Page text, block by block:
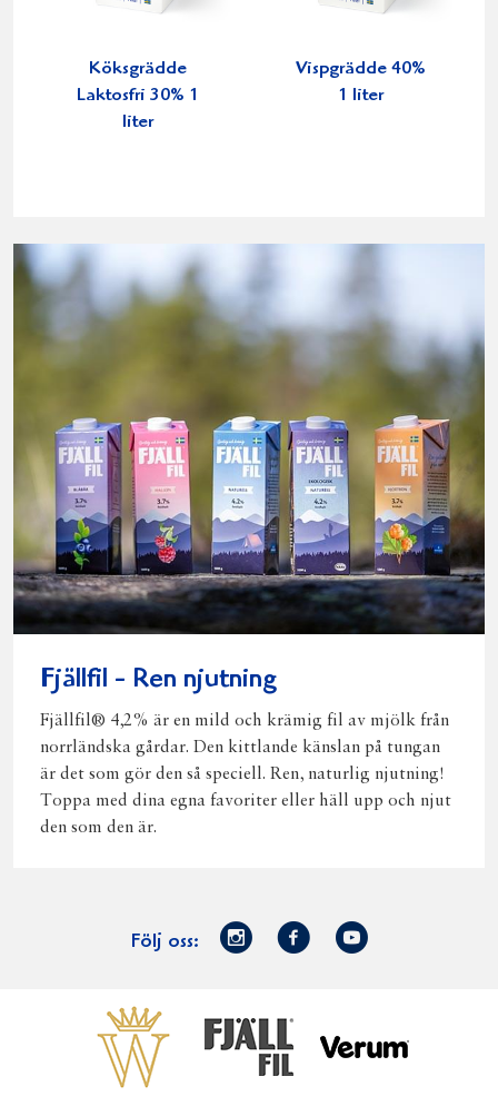
Köksgrädde
Laktosfri 30% 1
liter
Vispgrädde 40%
1 liter
Fjällfil - Ren njutning
Fjällfil® 4,2% är en mild och krämig fil av mjölk från
norrländska gårdar. Den kittlande känslan på tungan
är det som gör den så speciell. Ren, naturlig njutning!
Toppa med dina egna favoriter eller häll upp och njut
den som den är.
Följ oss:
Norrmejerier
Facebook
Youtube
Gör gott för
Norrländska
VästerbottensostFjällfil